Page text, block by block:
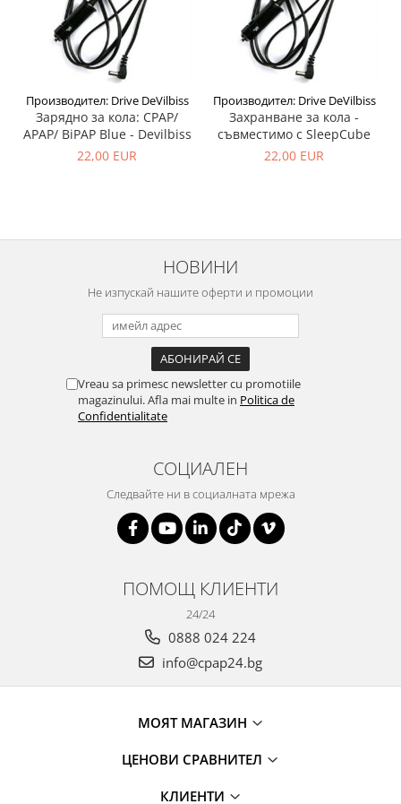
Производител: Drive DeVilbiss
Зарядно за кола: CPAP/
APAP/ BiPAP Blue - Devilbiss
22,00 EUR
Производител: Drive DeVilbiss
Захранване за кола -
съвместимо с SleeрCube
22,00 EUR
НОВИНИ
Не изпускай нашите оферти и промоции
Vreau sa primesc newsletter cu promotiile
magazinului. Afla mai multe in Politica de
Confidentialitate
СОЦИАЛЕН
Следвайте ни в социалната мрежа
ПОМОЩ КЛИЕНТИ
24/24
0888 024 224
info@cpap24.bg
МОЯТ МАГАЗИН
ЦЕНОВИ СРАВНИТЕЛ
КЛИЕНТИ